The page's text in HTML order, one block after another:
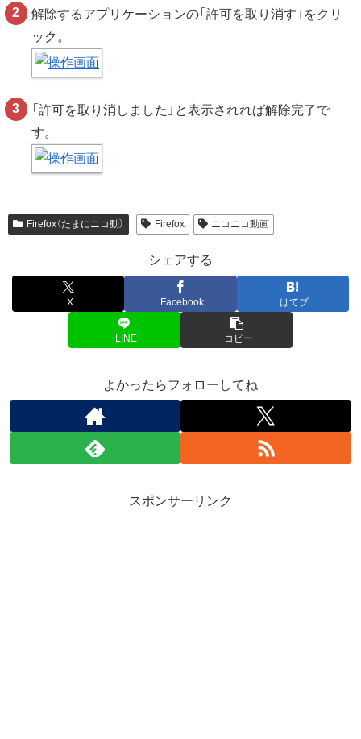
解除するアプリケーションの「許可を取り消す」をクリ
ック。
「許可を取り消しました」と表示されれば解除完了で
す。
Firefox（たまにニコ動） Firefox ニコニコ動画
シェアする
X Facebook はてブ
LINE コピー
よかったらフォローしてね
スポンサーリンク